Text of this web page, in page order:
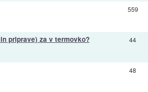
559
priprave) za v termovko? 44
48